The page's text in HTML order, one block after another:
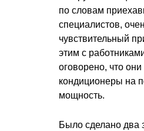
по словам
специалистов,
чувствительный
этим с
оговорено, что
кондиционеры на
мощность.
Было сделано два